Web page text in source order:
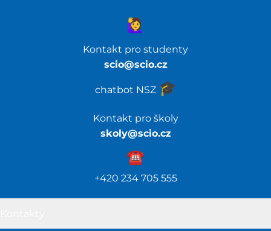
Kontakt pro studenty
scio@scio.cz
chatbot NSZ 🎓️
🙋‍♀️
Kontakt pro školy
skoly@scio.cz
☎️️
+420 234 705 555